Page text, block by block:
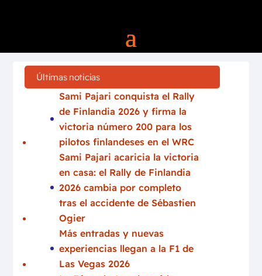
Últimas noticias
Sami Pajari conquista el Rally
de Finlandia 2026 y firma la
victoria número 200 para los
pilotos finlandeses en el WRC
Sami Pajari acaricia la victoria
en casa: el Rally de Finlandia
2026 cambia por completo
tras el accidente de Sébastien
Ogier
Más entradas y nuevas
experiencias llegan a la F1 de
Las Vegas 2026